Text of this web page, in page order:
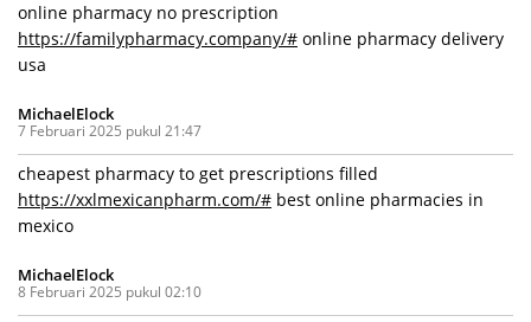
online pharmacy no prescription
https://familypharmacy.company/# online pharmacy delivery
usa
MichaelElock
7 Februari 2025 pukul 21:47
cheapest pharmacy to get prescriptions filled
https://xxlmexicanpharm.com/# best online pharmacies in
mexico
MichaelElock
8 Februari 2025 pukul 02:10